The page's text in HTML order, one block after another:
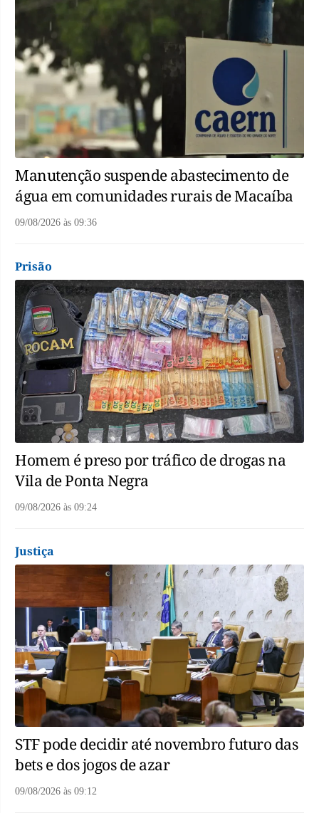
Manutenção suspende abastecimento de
água em comunidades rurais de Macaíba
09/08/2026 às 09:36
Prisão
Homem é preso por tráfico de drogas na
Vila de Ponta Negra
09/08/2026 às 09:24
Justiça
STF pode decidir até novembro futuro das
bets e dos jogos de azar
09/08/2026 às 09:12